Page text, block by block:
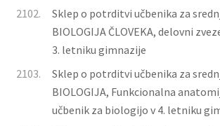
2102.
Sklep o potrditvi učbenika za
BIOLOGIJA ČLOVEKA, delovni
3. letniku gimnazije
2103.
Sklep o potrditvi učbenika za
BIOLOGIJA, Funkcionalna
učbenik za biologijo v 4. letniku